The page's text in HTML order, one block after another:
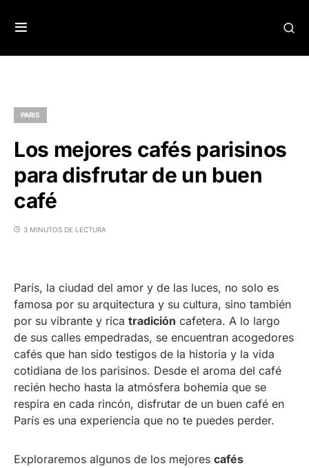
PARIS
Los mejores cafés parisinos
para disfrutar de un buen
café
3 MINUTOS DE LECTURA
París, la ciudad del amor y de las luces, no solo es
famosa por su arquitectura y su cultura, sino también
por su vibrante y rica tradición cafetera. A lo largo
de sus calles empedradas, se encuentran acogedores
cafés que han sido testigos de la historia y la vida
cotidiana de los parisinos. Desde el aroma del café
recién hecho hasta la atmósfera bohemia que se
respira en cada rincón, disfrutar de un buen café en
París es una experiencia que no te puedes perder.
Exploraremos algunos de los mejores cafés